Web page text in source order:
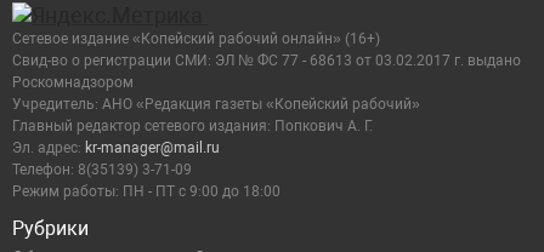
Рубрики
Сетевое издание «Копейский рабочий онлайн» (16+)
Cвид-во о регистрации СМИ: ЭЛ № ФС 77 - 68613 от 03.02.2017 г. выдано
Роскомнадзором
Учредитель: АНО «Редакция газеты «Копейский рабочий»
Главный редактор сетевого издания: Попкович А. Г.
Эл. адрес: kr-manager@mail.ru
Телефон: 8(35139) 3-71-09
Режим работы: ПН - ПТ с 9:00 до 18:00